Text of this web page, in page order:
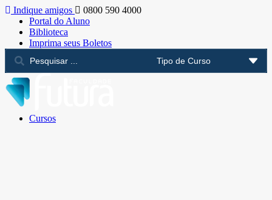
Indique amigos
0800 590 4000
Portal do Aluno
Biblioteca
Imprima seus Boletos
Cursos